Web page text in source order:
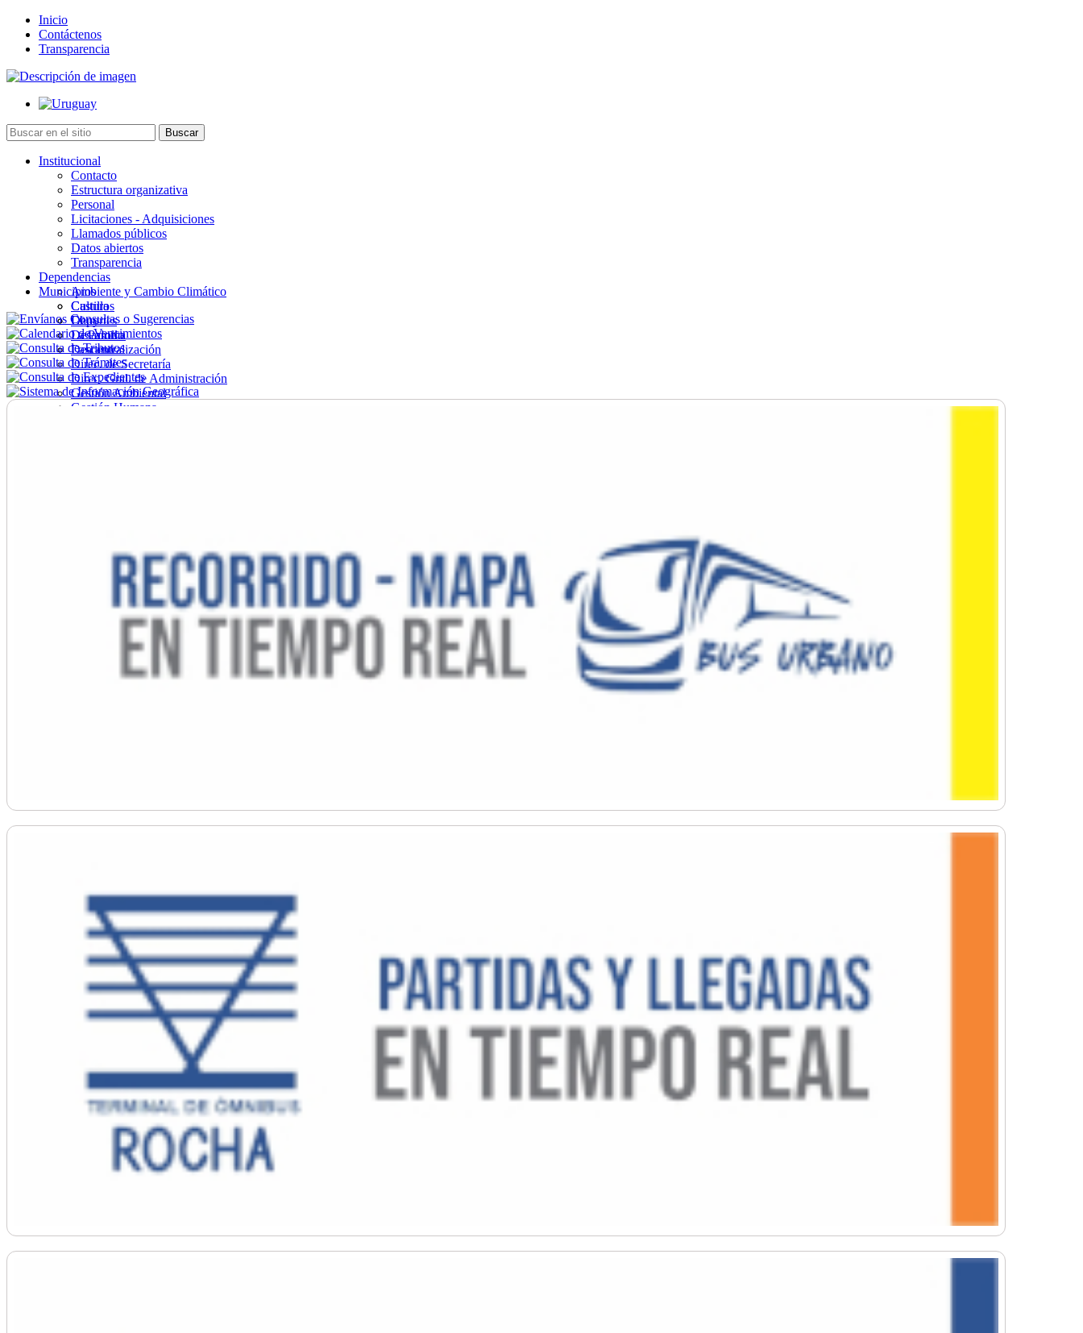
Inicio
Contáctenos
Transparencia
Institucional
Contacto
Estructura organizativa
Personal
Licitaciones - Adquisiciones
Llamados públicos
Datos abiertos
Transparencia
Dependencias
Ambiente y Cambio Climático
Cultura
Deportes
Desarrollo
Descentralización
Direc. de Secretaría
Direc. Gral. de Administración
Gestión Ambiental
Gestión Humana
Municipios
Castillos
Chuy
La Paloma
Lascano